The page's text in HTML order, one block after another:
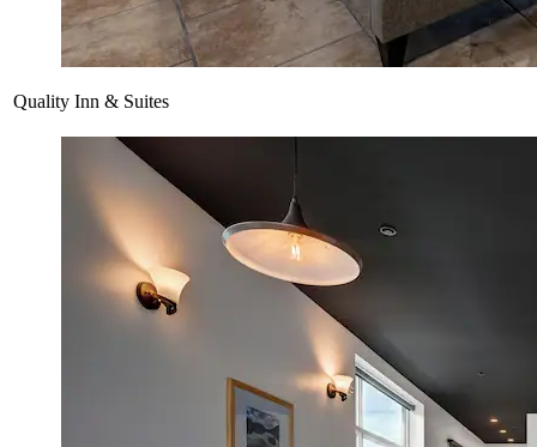
Quality Inn & Suites